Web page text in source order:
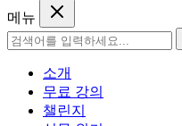
메뉴
소개
무료 강의
챌린지